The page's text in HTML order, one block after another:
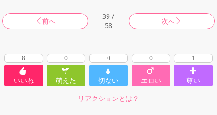
前へ
39 /
58
次へ
8
いいね
0
萌えた
0
切ない
0
エロい
1
尊い
リアクションとは？